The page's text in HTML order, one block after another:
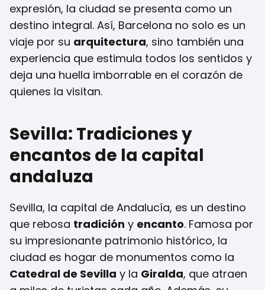
expresión, la ciudad se presenta como un
destino integral. Así, Barcelona no solo es un
viaje por su arquitectura, sino también una
experiencia que estimula todos los sentidos y
deja una huella imborrable en el corazón de
quienes la visitan.
Sevilla: Tradiciones y
encantos de la capital
andaluza
Sevilla, la capital de Andalucía, es un destino
que rebosa tradición y encanto. Famosa por
su impresionante patrimonio histórico, la
ciudad es hogar de monumentos como la
Catedral de Sevilla y la Giralda, que atraen